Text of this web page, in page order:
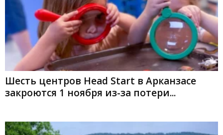
Шесть центров Head Start в Арканзасе
закроются 1 ноября из-за потери...